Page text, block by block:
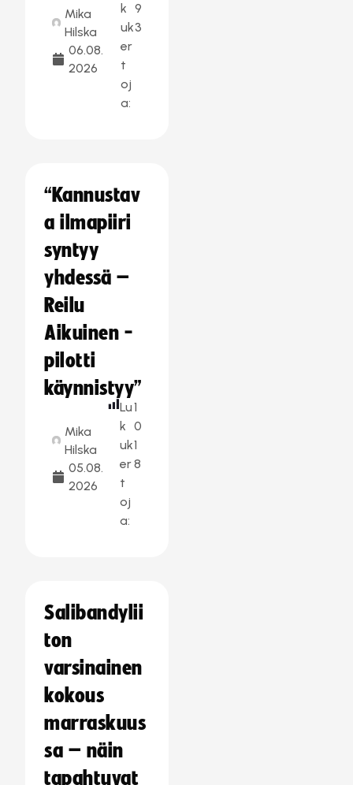
Mika
Hilska
06.08.
2026
k
uk
er
t
oj
a:
9
3
“Kannustav
a ilmapiiri
syntyy
yhdessä –
Reilu
Aikuinen -
pilotti
käynnistyy”
Mika
Hilska
05.08.
2026
Lu
k
uk
er
t
oj
a:
1
0
1
8
Salibandylii
ton
varsinainen
kokous
marraskuus
sa – näin
tapahtuvat